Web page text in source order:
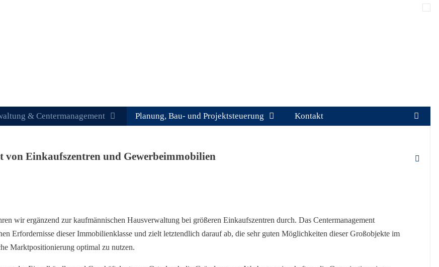
& Centermanagement Planung, Bau- und Projektsteuerung Kontakt
von Einkaufszentren und Gewerbeimmobilien
wir ergänzend zur kaufmännischen Hausverwaltung bei größeren Einkaufszentren durch. Das Centermanagement
Erfordernisse dieser Immobilienklasse und zielt letztendlich darauf ab, die sehr guten Möglichkeiten dieser Großobjekte im
Marktpositionierung optimal zu nutzen.